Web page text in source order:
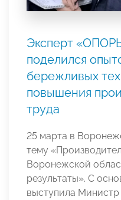
Эксперт
поделился
бережливых
повышения
труда
25 марта в
тему
Воронежской
результаты». С
выступила Министр